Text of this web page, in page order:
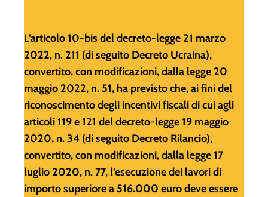
L’articolo 10-bis del decreto-legge 21 marzo
2022, n. 211 (di seguito Decreto Ucraina),
convertito, con modificazioni, dalla legge 20
maggio 2022, n. 51, ha previsto che, ai fini del
riconoscimento degli incentivi fiscali di cui agli
articoli 119 e 121 del decreto-legge 19 maggio
2020, n. 34 (di seguito Decreto Rilancio),
convertito, con modificazioni, dalla legge 17
luglio 2020, n. 77, l’esecuzione dei lavori di
importo superiore a 516.000 euro deve essere